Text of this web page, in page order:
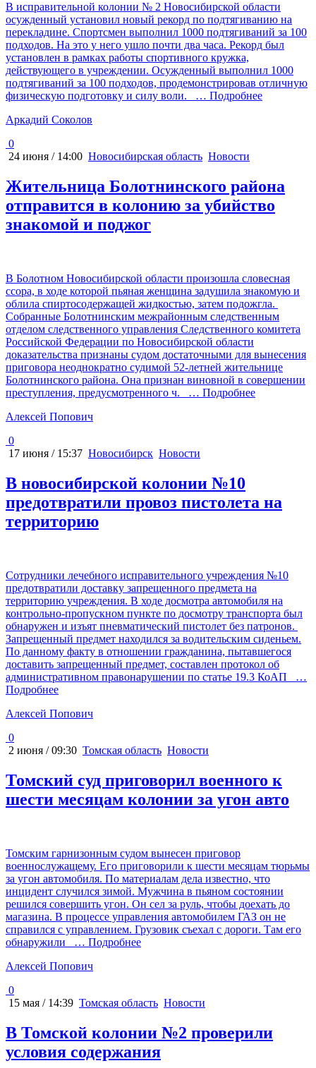
В исправительной колонии № 2 Новосибирской области
осужденный установил новый рекорд по подтягиванию на
перекладине. Спортсмен выполнил 1000 подтягиваний за 100
подходов. На это у него ушло почти два часа. Рекорд был
установлен в рамках работы спортивного кружка,
действующего в учреждении. Осужденный выполнил 1000
подтягиваний за 100 подходов, продемонстрировав отличную
физическую подготовку и силу воли.
… Подробнее
Аркадий Соколов
0
24 июня / 14:00 Новосибирская область Новости
Жительница Болотнинского района
отправится в колонию за убийство
знакомой и поджог
В Болотном Новосибирской области произошла словесная
ссора, в ходе которой пьяная женщина задушила знакомую и
облила спиртосодержащей жидкостью, затем подожгла.
Собранные Болотнинским межрайонным следственным
отделом следственного управления Следственного комитета
Российской Федерации по Новосибирской области
доказательства признаны судом достаточными для вынесения
приговора неоднократно судимой 52-летней жительнице
Болотнинского района. Она признан виновной в совершении
преступления, предусмотренного ч.
… Подробнее
Алексей Попович
0
17 июня / 15:37 Новосибирск Новости
В новосибирской колонии №10
предотвратили провоз пистолета на
территорию
Сотрудники лечебного исправительного учреждения №10
предотвратили доставку запрещенного предмета на
территорию учреждения. В ходе досмотра автомобиля на
контрольно-пропускном пункте по досмотру транспорта был
обнаружен и изъят пневматический пистолет без патронов.
Запрещенный предмет находился за водительским сиденьем.
По данному факту в отношении гражданина, пытавшегося
доставить запрещенный предмет, составлен протокол об
административном правонарушении по статье 19.3 КоАП
…
Подробнее
Алексей Попович
0
2 июня / 09:30 Томская область Новости
Томский суд приговорил военного к
шести месяцам колонии за угон авто
Томским гарнизонным судом вынесен приговор
военнослужащему. Его приговорили к шести месяцам тюрьмы
за угон автомобиля. По материалам дела известно, что
инцидент случился зимой. Мужчина в пьяном состоянии
решился совершить угон. Он сел за руль, чтобы доехать до
магазина. В процессе управления автомобилем ГАЗ он не
справился с управлением. Грузовик съехал с дороги. Там его
обнаружили
… Подробнее
Алексей Попович
0
15 мая / 14:39 Томская область Новости
В Томской колонии №2 проверили
условия содержания